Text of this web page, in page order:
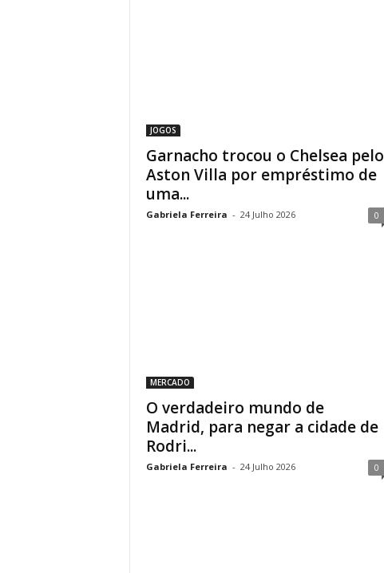
JOGOS
Garnacho trocou o Chelsea pelo
Aston Villa por empréstimo de
uma...
Gabriela Ferreira - 24 Julho 2026 0
MERCADO
O verdadeiro mundo de
Madrid, para negar a cidade de
Rodri...
Gabriela Ferreira - 24 Julho 2026 0